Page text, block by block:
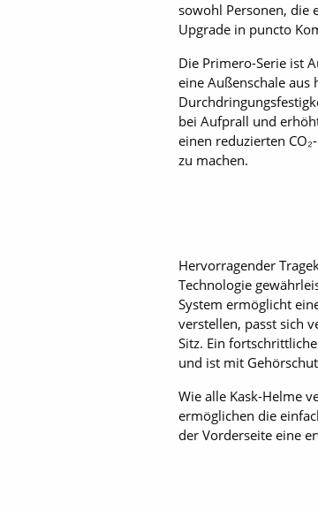
sowohl Personen, die
Upgrade in puncto
Die Primero-Serie ist
eine Außenschale
bei Aufprall und
einen reduzierten
zu machen.
Hervorragender
Technologie
System ermöglicht
verstellen, passt sich
Sitz. Ein
und ist mit
Wie alle Kask-Helme
ermöglichen die
der Vorderseite eine